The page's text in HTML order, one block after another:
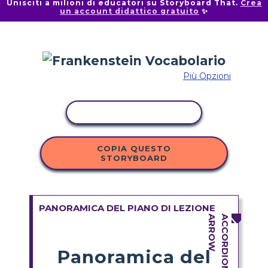
Unisciti a milioni di educatori su Storyboard That. Crea
un account didattico gratuito ✨
Più Opzioni
COPIA QUESTO
STORYBOARD
PANORAMICA DEL PIANO DI LEZIONE
Panoramica del